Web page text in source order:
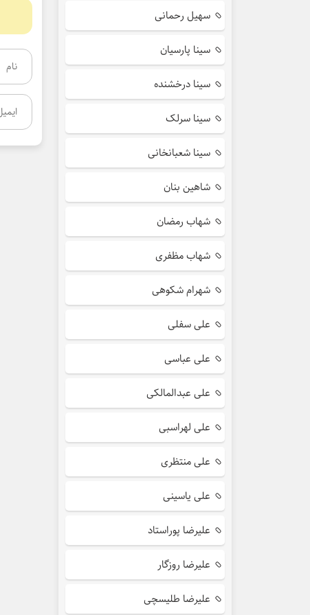
سهیل رحمانی
سینا پارسیان
سینا درخشنده
سینا سرلک
سینا شعبانخانی
شاهین بنان
شهاب رمضان
شهاب مظفری
شهرام شکوهی
علی سفلی
علی عباسی
علی عبدالمالکی
علی لهراسبی
علی منتظری
علی یاسینی
علیرضا پوراستاد
علیرضا روزگار
علیرضا طلیسچی